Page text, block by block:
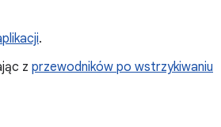
.
z przewodników po wstrzykiwaniu